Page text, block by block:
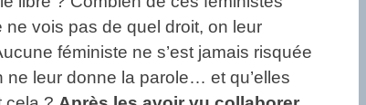
vois pas de quel droit, on leur
féministe ne s’est jamais risquée
ne leur donne la parole… et qu’elles